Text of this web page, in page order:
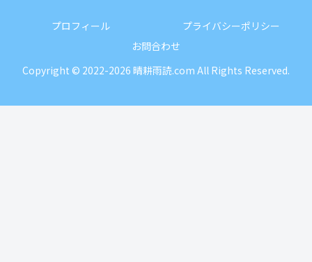
プロフィール
プライバシーポリシー
お問合わせ
Copyright © 2022-2026 晴耕雨読.com All Rights Reserved.